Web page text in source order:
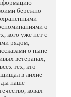
бережно
о
кого уже нет с
рядом,
о ныне
ветеранах,
тех, кто
в лихие
наше
ковал